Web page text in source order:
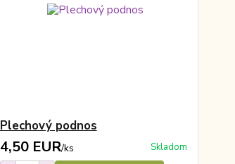
Plechový podnos
4,50 EUR/ks Skladom